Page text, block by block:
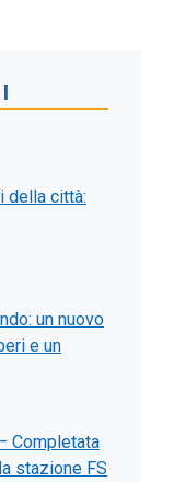
della città:
un nuovo
e un
Completata
stazione FS